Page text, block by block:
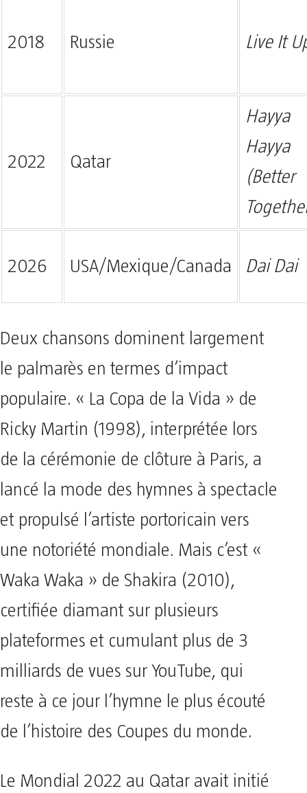
2018 Russie Live It
2022 Qatar
Hayya
Hayya
(Better
2026 USA/Mexique/Canada Dai Dai
Deux chansons dominent largement
le palmarès en termes d’impact
populaire. « La Copa de la Vida » de
Ricky Martin (1998), interprétée lors
de la cérémonie de clôture à Paris, a
lancé la mode des hymnes à spectacle
et propulsé l’artiste portoricain vers
une notoriété mondiale. Mais c’est «
Waka Waka » de Shakira (2010),
certifiée diamant sur plusieurs
plateformes et cumulant plus de 3
milliards de vues sur YouTube, qui
reste à ce jour l’hymne le plus écouté
de l’histoire des Coupes du monde.
Le Mondial 2022 au Qatar avait initié